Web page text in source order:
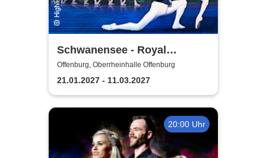
Schwanensee - Royal
Classical Ballet
Offenburg, Oberrheinhalle Offenburg
21.01.2027 - 11.03.2027
20:00 Uhr